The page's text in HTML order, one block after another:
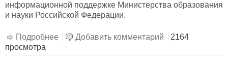
информационной поддержке Министерства образования
и науки Российской Федерации.
Подробнее о «Немецкий легко и весело!»
Добавить комментарий
2164
просмотра